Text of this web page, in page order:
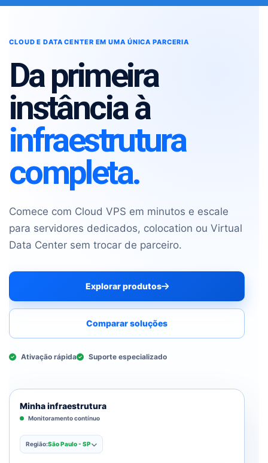
CLOUD E DATA CENTER EM UMA ÚNICA PARCERIA
Da primeira
instância à
infraestrutura
completa.
Comece com Cloud VPS em minutos e escale
para servidores dedicados, colocation ou Virtual
Data Center sem trocar de parceiro.
Explorar produtos
Comparar soluções
Ativação rápida Suporte especializado
Minha infraestrutura
Monitoramento contínuo
Região:São Paulo - SP